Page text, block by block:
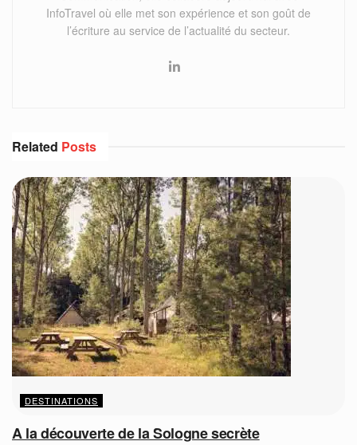
InfoTravel où elle met son expérience et son goût de
l’écriture au service de l’actualité du secteur.
Related Posts
DESTINATIONS
A la découverte de la Sologne secrète